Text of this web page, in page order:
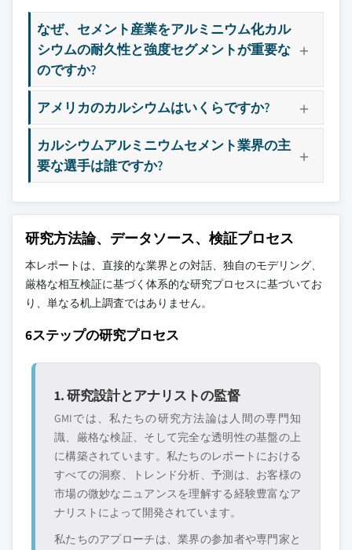
なぜ、セメント産業をアルミニウム化カル
シウムの耐久性と強度セグメントが重要な
のですか?
アメリカのカルシウムはいくらですか?
カルシウムアルミニウムセメント業界の主
要な選手は誰ですか?
研究方法論、データソース、検証プロセス
本レポートは、直接的な業界との対話、独自のモデリング、
厳格な相互検証に基づく体系的な研究プロセスに基づいてお
り、単なる机上調査ではありません。
6ステップの研究プロセス
1. 研究設計とアナリストの監督
GMIでは、私たちの研究方法論は人間の専門知
識、厳格な検証、そして完全な透明性の基盤の上
に構築されています。私たちのレポートにおける
すべての洞察、トレンド分析、予測は、お客様の
市場の微妙なニュアンスを理解する経験豊富なア
ナリストによって開発されています。
私たちのアプローチは、業界の参加者や専門家と